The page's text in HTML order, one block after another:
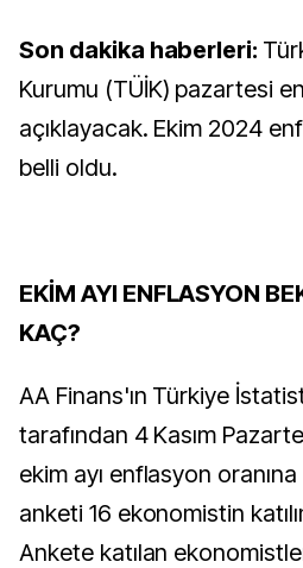
Son dakika haberleri:
Kurumu (TÜİK) pazartesi
açıklayacak. Ekim 2024
belli oldu.
EKİM AYI ENFLASYON
KAÇ?
AA Finans'ın Türkiye
tarafından 4 Kasım
ekim ayı enflasyon
anketi 16 ekonomistin
Ankete katılan